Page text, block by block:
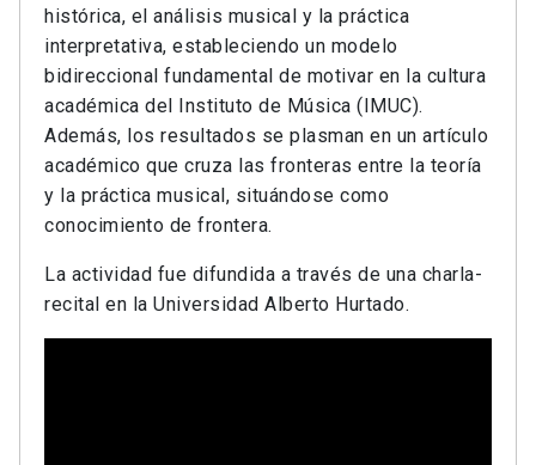
histórica, el análisis musical y la práctica
interpretativa, estableciendo un modelo
bidireccional fundamental de motivar en la cultura
académica del Instituto de Música (IMUC).
Además, los resultados se plasman en un artículo
académico que cruza las fronteras entre la teoría
y la práctica musical, situándose como
conocimiento de frontera.
La actividad fue difundida a través de una charla-
recital en la Universidad Alberto Hurtado.